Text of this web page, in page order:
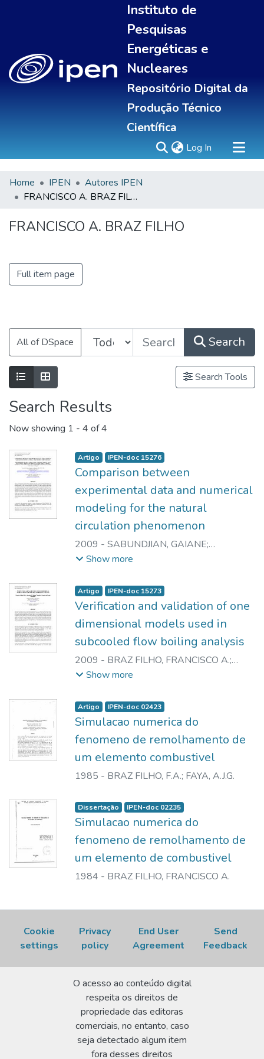
Instituto de
Pesquisas
Energéticas e
Nucleares
Repositório Digital da
Produção Técnico
Científica
Log In (current)
Sobre
All of DSpace
Home IPEN
Autores IPEN
FRANCISCO A. BRAZ FILHO
FRANCISCO A. BRAZ FILHO
Full item page
All of DSpace Search
Search Tools
Search Results
Now showing 1 - 4 of 4
Artigo IPEN-doc 15276
Comparison between
experimental data and numerical
modeling for the natural
circulation phenomenon
2009 - SABUNDJIAN, GAIANE;
ANDRADE, DELVONEI A.
MACEDO, LUIZ A.;CONTI, THADEU N.
MESQUITA, ROBERTO N.;MASOTTI,
FILHO, MAURO F.;MELO, GABRIEL R.
BRAZ FILHO, FRANCISCO A. BORGES,
EDUARDO M.
Show more
Artigo IPEN-doc 15273
Verification and validation of one
dimensional models used in
subcooled flow boiling analysis
2009 - BRAZ FILHO, FRANCISCO A.;
CALDEIRA, ALEXANDRE D.
Show more
Artigo IPEN-doc 02423
Simulacao numerica do
fenomeno de remolhamento de
um elemento combustivel
1985 - BRAZ FILHO, F.A.; FAYA, A.J.G.
Dissertação IPEN-doc 02235
Simulacao numerica do
fenomeno de remolhamento de
um elemento de combustivel
1984 - BRAZ FILHO, FRANCISCO A.
Cookie
settings
Privacy
policy
End User
Agreement
Send
Feedback
O acesso ao conteúdo digital
respeita os direitos de
propriedade das editoras
comerciais, no entanto, caso
seja detectado algum item
fora desses direitos